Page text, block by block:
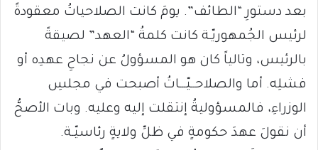
بعد دستورِ “الطائف”. يومَ كانت الصلاحياتُ معقودةً
لرئيس الجُمهوريّـة كانت كلمةُ “العهد” لصيقةً
بالرئيس، وتالياً كان هو المسؤولُ عن نجاحِ عهدِه أو
فشلِه. أما والصلاحــيّـــاتُ أصبحت في مجلسِ
الوزراءِ، فالمسؤوليةُ إنتقلت إليه وعليه. وبات الأصحُّ
أن نقولَ عهدَ حكومةٍ في ظلِّ ولايةٍ رئاسيّـة.